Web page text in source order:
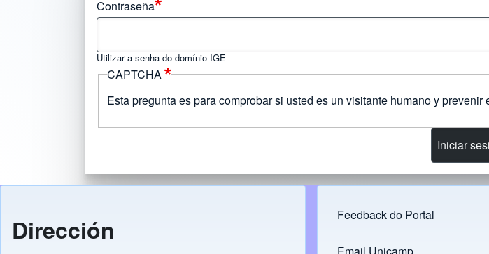
Contraseña
Utilizar a senha do domínio IGE
CAPTCHA
Esta pregunta es para comprobar si usted es un visitante humano y prevenir
Dirección Footer menu
Feedback do Portal